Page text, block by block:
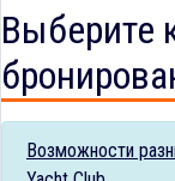
Выберите
Возможности